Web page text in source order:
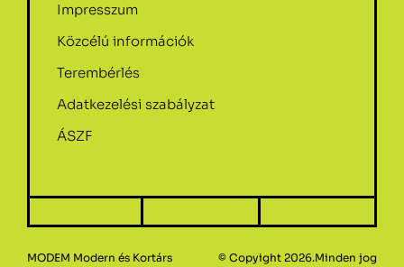
Impresszum
Közcélú információk
Terembérlés
Adatkezelési szabályzat
ÁSZF
MODEM Modern és Kortárs © Copyight 2026.Minden jog